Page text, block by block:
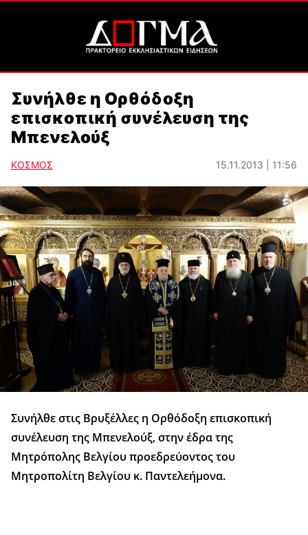
Συνήλθε η Ορθόδοξη
επισκοπική συνέλευση της
Μπενελούξ
ΚΟΣΜΟΣ 15.11.2013 | 11:56
Συνήλθε στις Βρυξέλλες η Ορθόδοξη επισκοπική
συνέλευση της Μπενελούξ, στην έδρα της
Μητρόπολης Βελγίου προεδρεύοντος του
Μητροπολίτη Βελγίου κ. Παντελεήμονα.